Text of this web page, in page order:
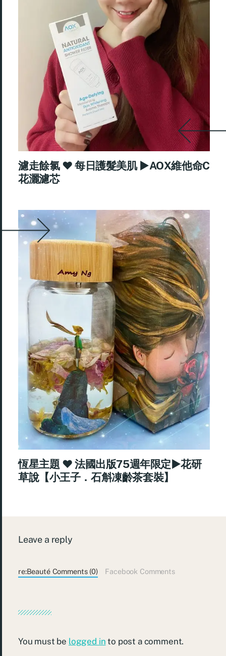
濾走餘氯 ♥ 每日護髮美肌 ►AOX維他命C
花灑濾芯
恆星主題 ♥ 法國出版75週年限定►花研
草說【小王子．石斛凍齡茶套裝】
Leave a reply
re:Beauté Comments (0) Facebook Comments
You must be logged in to post a comment.